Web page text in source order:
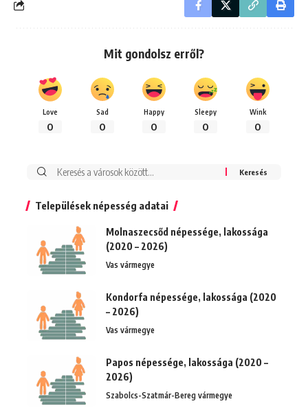
Mit gondolsz erről?
Love
0
Sad
0
Happy
0
Sleepy
0
Wink
0
Keresés:
Települések népesség adatai
Molnaszecsőd népessége, lakossága
(2020 – 2026)
Vas vármegye
Kondorfa népessége, lakossága (2020
– 2026)
Vas vármegye
Papos népessége, lakossága (2020 –
2026)
Szabolcs-Szatmár-Bereg vármegye